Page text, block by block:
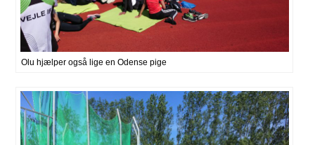
Olu hjælper også lige en Odense pige